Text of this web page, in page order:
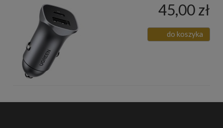
45,00 zł
do koszyka